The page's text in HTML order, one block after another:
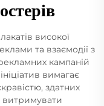
високої
та взаємодії з
кампаній
вимагає
здатних
витримувати